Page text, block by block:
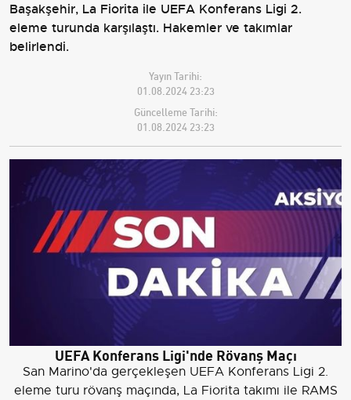
Başakşehir, La Fiorita ile UEFA Konferans Ligi 2.
eleme turunda karşılaştı. Hakemler ve takımlar
belirlendi.
Yayın Tarihi:
01.08.2024 23:23
Güncelleme Tarihi:
01.08.2024 23:23
UEFA Konferans Ligi'nde Rövanş Maçı
San Marino'da gerçekleşen UEFA Konferans Ligi 2.
eleme turu rövanş maçında, La Fiorita takımı ile RAMS